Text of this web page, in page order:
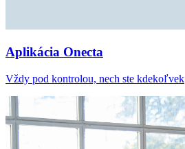
Aplikácia Onecta
Vždy pod kontrolou, nech ste kdekoľvek